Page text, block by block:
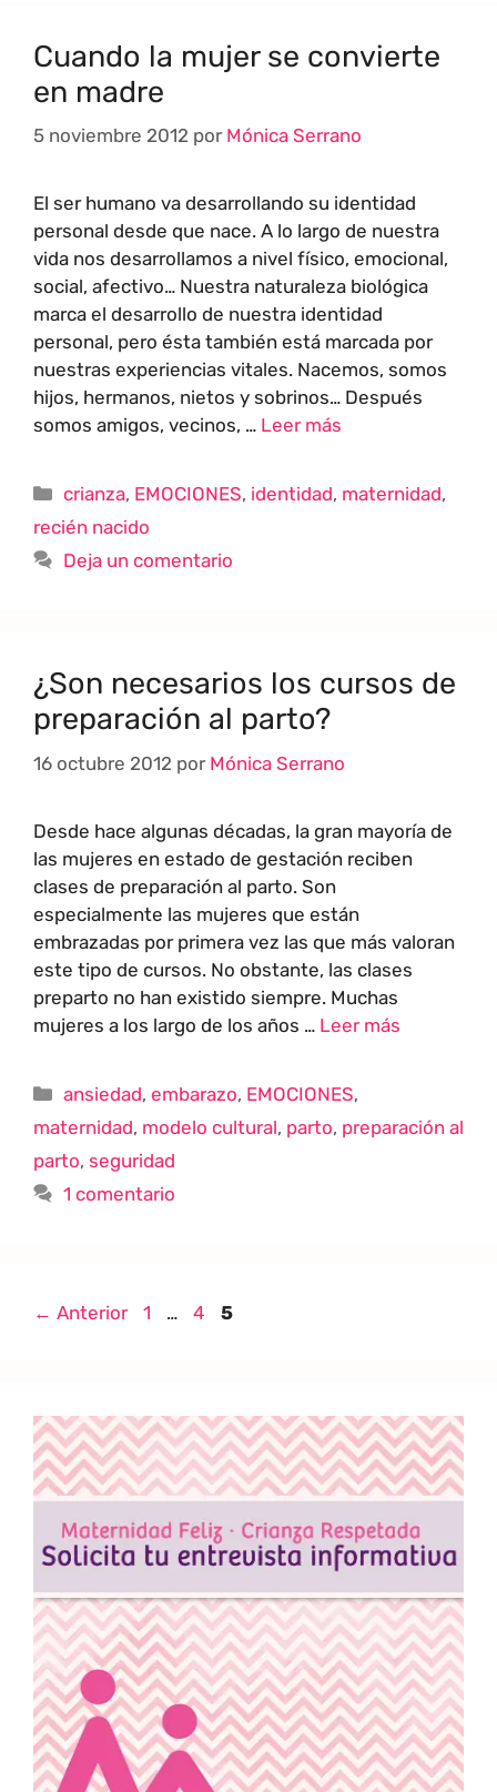
Cuando la mujer se convierte
en madre
5 noviembre 2012 por Mónica Serrano
El ser humano va desarrollando su identidad
personal desde que nace. A lo largo de nuestra
vida nos desarrollamos a nivel físico, emocional,
social, afectivo… Nuestra naturaleza biológica
marca el desarrollo de nuestra identidad
personal, pero ésta también está marcada por
nuestras experiencias vitales. Nacemos, somos
hijos, hermanos, nietos y sobrinos… Después
somos amigos, vecinos, … Leer más
crianza, EMOCIONES, identidad, maternidad,
recién nacido
Deja un comentario
¿Son necesarios los cursos de
preparación al parto?
16 octubre 2012 por Mónica Serrano
Desde hace algunas décadas, la gran mayoría de
las mujeres en estado de gestación reciben
clases de preparación al parto. Son
especialmente las mujeres que están
embrazadas por primera vez las que más valoran
este tipo de cursos. No obstante, las clases
preparto no han existido siempre. Muchas
mujeres a los largo de los años … Leer más
ansiedad,embarazo, EMOCIONES,
maternidad, modelo cultural, parto, preparación al
parto, seguridad
1 comentario
← Anterior 1 … 4 5